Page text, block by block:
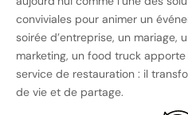
conviviales pour animer un
soirée d’entreprise, un mariage,
marketing, un food truck
service de restauration : il
de vie et de partage.